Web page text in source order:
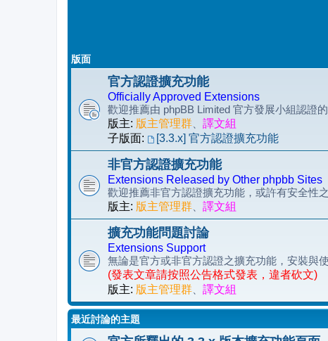
版面
官方認證擴充功能
Officially Approved Extensions
歡迎推薦由 phpBB Limited 官方發展小組認證的
版主: 版主管理群
譯文組
子版面:
[3.3.x] 官方認證擴充功能
非官方認證擴充功能
Extensions Released by Other phpbb Sites
歡迎推薦非官方認證擴充功能，或許有安全性
版主: 版主管理群 譯文組
擴充功能問題討論
Extensions Support
無論是官方或非官方認證之擴充功能，安裝與使
(發表文章請按照公告格式發表，違者砍文)
版主: 版主管理群 譯文組
最近討論的主題